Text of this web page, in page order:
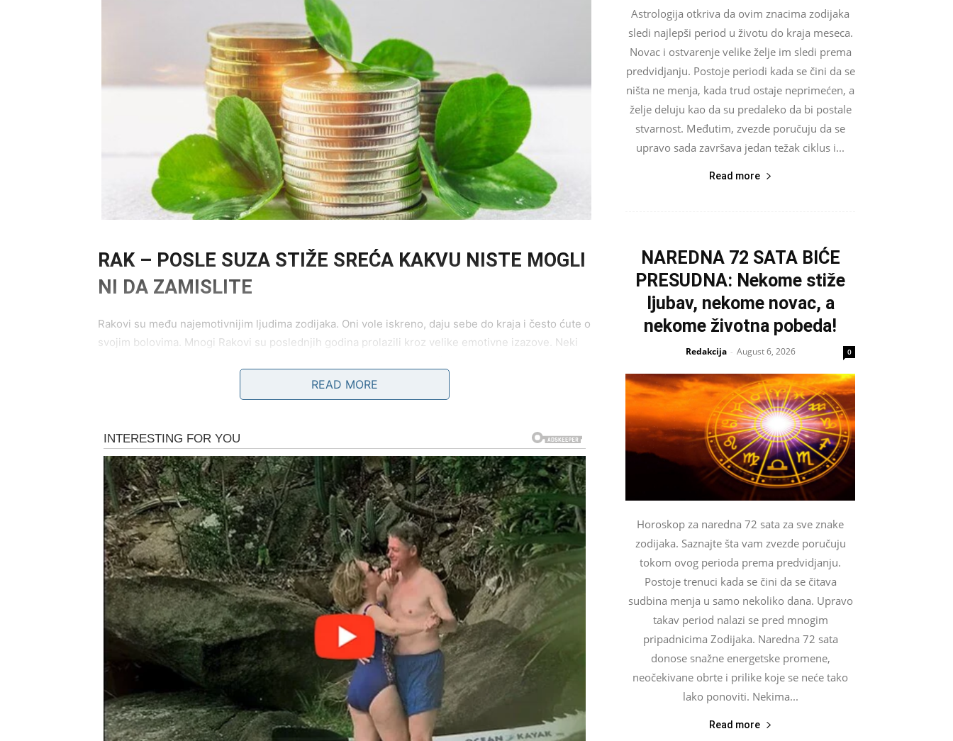
RAK – POSLE SUZA STIŽE SREĆA KAKVU NISTE MOGLI
NI DA ZAMISLITE
Rakovi su među najemotivnijim ljudima zodijaka. Oni vole iskreno, daju sebe do kraja i često ćute o
svojim bolovima. Mnogi Rakovi su poslednjih godina prolazili kroz velike emotivne izazove. Neki
Zvezde ulaze u period koji Rakovima donosi ogromno olakšanje i sreću. Kao da se konačno otvara
put kojim su odavno želeli da krenu. Ono što je najvažnije jeste da će Rakovi prvi put posle dugo
vremena osetiti da nisu sami i da neko zaista vidi njihovu dobrotu i čisto srce.
Ljubav koja menja sve
Rakovi koji su dugo bili sami mogli bi uskoro upoznati osobu koja će ih potpuno razoružati
emocijama. Ovo neće biti prolazna priča niti kratkotrajno dopisivanje bez smisla. Ovo je susret koji
dolazi sa razlogom.
Mnogi Rakovi će imati osećaj kao da tu osobu poznaju celog života. Pogledi, razgovori i bliskost
razvijaće se neverovatnom brzinom. Ono što će ih posebno iznenaditi jeste činjenica da neće
morati da se bore za pažnju i ljubav kao ranije. Ovoga puta neko će želeti njih svim srcem.
Rakovi koji su već u vezi ili braku ulaze u period stabilizacije. Posle nesuglasica, ćutanja i
emotivne distance dolazi vreme iskrenih razgovora i velikih odluka. Mnogi parovi će obnoviti
READ MORE
Astrologija otkriva da ovim znacima zodijaka
sledi najlepši period u životu do kraja meseca.
Novac i ostvarenje velike želje im sledi prema
predvidjanju. Postoje periodi kada se čini da se
ništa ne menja, kada trud ostaje neprimećen, a
želje deluju kao da su predaleko da bi postale
stvarnost. Međutim, zvezde poručuju da se
upravo sada završava jedan težak ciklus i...
Read more
NAREDNA 72 SATA BIĆE
PRESUDNA: Nekome stiže
ljubav, nekome novac, a
nekome životna pobeda!
Redakcija - August 6, 2026 0
Horoskop za naredna 72 sata za sve znake
zodijaka. Saznajte šta vam zvezde poručuju
tokom ovog perioda prema predvidjanju.
Postoje trenuci kada se čini da se čitava
sudbina menja u samo nekoliko dana. Upravo
takav period nalazi se pred mnogim
pripadnicima Zodijaka. Naredna 72 sata
donose snažne energetske promene,
neočekivane obrte i prilike koje se neće tako
lako ponoviti. Nekima...
Read more